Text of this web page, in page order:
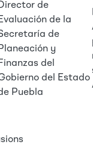
Director de
Evaluación de la
de
Planeación y
Finanzas del
del Estado
Puebla